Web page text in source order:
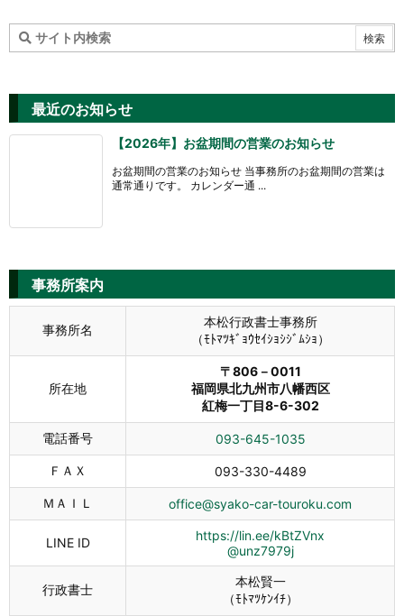
最近のお知らせ
【2026年】お盆期間の営業のお知らせ
お盆期間の営業のお知らせ 当事務所のお盆期間の営業は
通常通りです。 カレンダー通 ...
事務所案内
事務所名
本松行政書士事務所
（ﾓﾄﾏﾂｷﾞｮｳｾｲｼｮｼｼﾞﾑｼｮ）
所在地
〒806－0011
福岡県北九州市八幡西区
紅梅一丁目8-6-302
電話番号 093-645-1035
ＦＡＸ 093-330-4489
ＭＡＩＬ office@syako-car-touroku.com
LINE ID
https://lin.ee/kBtZVnx
@unz7979j
行政書士
本松賢一
（ﾓﾄﾏﾂｹﾝｲﾁ）